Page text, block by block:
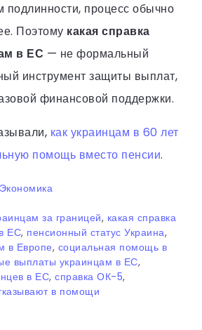
подлинности, процесс обычно
Поэтому какая справка
в ЕС — не формальный
инструмент защиты выплат,
финансовой поддержки.
как украинцам в 60 лет
помощь вместо пенсии.
Экономика
за границей, какая справка
ЕС, пенсионный статус Украина,
в Европе, социальная помощь в
выплаты украинцам в ЕС,
в ЕС, справка ОК-5,
в помощи